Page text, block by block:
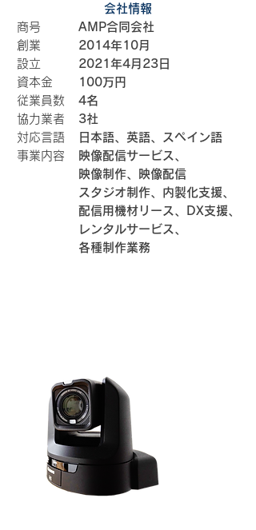
会社情報
AMP合同会社
2014年10月
2021年4月23日
100万円
4名
3社
日本語、英語、スペイン語
映像配信サービス、
映像制作、映像配信
スタジオ制作、内製化支援、
配信用機材リース、DX支援、
レンタルサービス、
各種制作業務
商号
創業
設立
資本金
従業員数
協力業者
対応言語
事業内容